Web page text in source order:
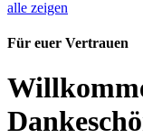
alle zeigen
Für euer Vertrauen